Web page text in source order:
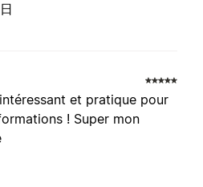
et pratique pour
! Super mon